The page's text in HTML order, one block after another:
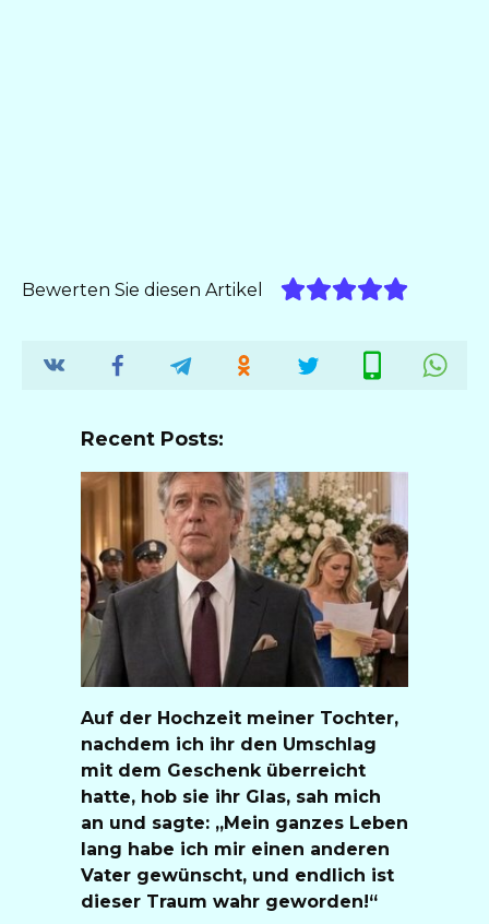
Bewerten Sie diesen Artikel
Recent Posts:
Auf der Hochzeit meiner Tochter,
nachdem ich ihr den Umschlag
mit dem Geschenk überreicht
hatte, hob sie ihr Glas, sah mich
an und sagte: „Mein ganzes Leben
lang habe ich mir einen anderen
Vater gewünscht, und endlich ist
dieser Traum wahr geworden!“